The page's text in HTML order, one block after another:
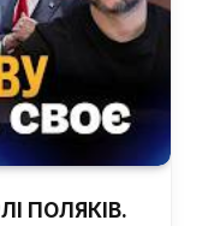
ПОЛЯКІВ.